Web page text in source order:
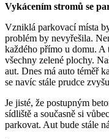
Vykácením stromů se
Vzniklá parkovací místa
problém by nevyřešila.
každého přímo u domu.
všechny zelené plochy.
aut. Dnes má auto téměř
se navíc stále prudce
Je jisté, že postupným
sídliště a současně si
parkovat. Aut bude stále